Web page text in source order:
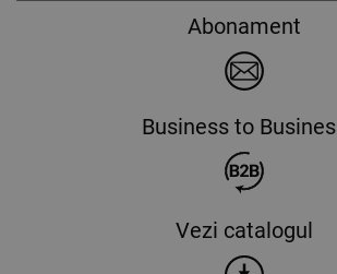
Abonament
Business to
Vezi catalogul